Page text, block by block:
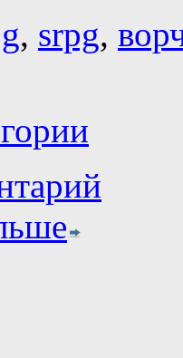
, srpg,